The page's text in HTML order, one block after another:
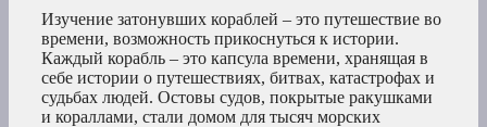
Изучение затонувших кораблей – это путешествие во
времени, возможность прикоснуться к истории.
Каждый корабль – это капсула времени, хранящая в
себе истории о путешествиях, битвах, катастрофах и
судьбах людей. Остовы судов, покрытые ракушками
и кораллами, стали домом для тысяч морских